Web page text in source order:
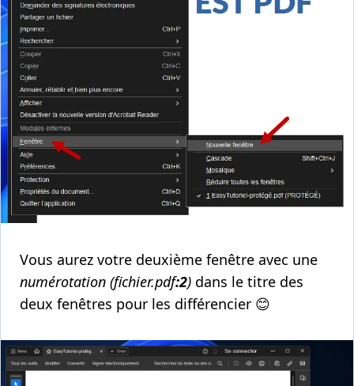
Vous aurez votre deuxième fenêtre avec une
numérotation (fichier.pdf:2) dans le titre des
deux fenêtres pour les différencier 😊